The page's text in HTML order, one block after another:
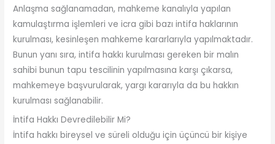
Anlaşma sağlanamadan, mahkeme kanalıyla yapılan
kamulaştırma işlemleri ve icra gibi bazı intifa haklarının
kurulması, kesinleşen mahkeme kararlarıyla yapılmaktadır.
Bunun yanı sıra, intifa hakkı kurulması gereken bir malın
sahibi bunun tapu tescilinin yapılmasına karşı çıkarsa,
mahkemeye başvurularak, yargı kararıyla da bu hakkın
kurulması sağlanabilir.
İntifa Hakkı Devredilebilir Mi?
İntifa hakkı bireysel ve süreli olduğu için üçüncü bir kişiye